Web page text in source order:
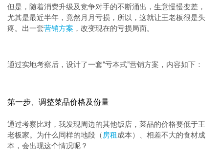
但是，随着消费升级及竞争对手的不断涌出，生意慢慢变差，
尤其是最近半年，竟然月月亏损，所以，这就让王老板很是头
疼。出一套营销方案 ，改变现在的亏损局面。
通过实地考察后，设计了一套“亏本式”营销方案，内容如下：
第一步、调整菜品价格及份量
通过考察比对，我发现周边的其他饭店，菜品的价格要低于王
老板家。为什么同样的地段（ 房租 成本）、相差不大的食材成
本，会出现这个情况呢？